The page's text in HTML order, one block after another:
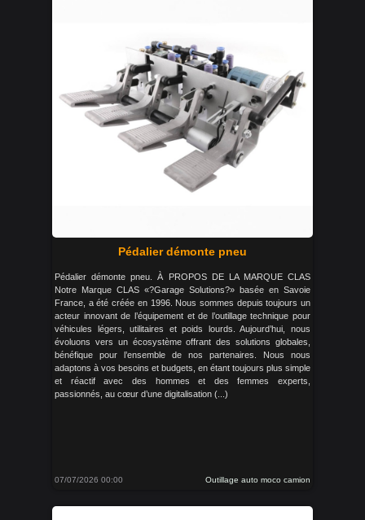
Pédalier démonte pneu
Pédalier démonte pneu. À PROPOS DE LA MARQUE CLAS
Notre Marque CLAS «?Garage Solutions?» basée en Savoie
France, a été créée en 1996. Nous sommes depuis toujours un
acteur innovant de l’équipement et de l’outillage technique pour
véhicules légers, utilitaires et poids lourds. Aujourd’hui, nous
évoluons vers un écosystème offrant des solutions globales,
bénéfique pour l’ensemble de nos partenaires. Nous nous
adaptons à vos besoins et budgets, en étant toujours plus simple
et réactif avec des hommes et des femmes experts,
passionnés, au cœur d’une digitalisation (...)
07/07/2026 00:00 Outillage auto moco camion